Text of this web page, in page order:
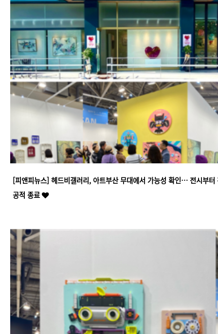
[피앤피뉴스] 헤드비갤러리, 아트부산 무대에서 가능성 확인… 전시부터
공적 종료